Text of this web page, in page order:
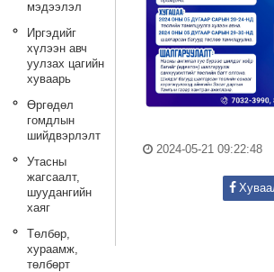
мэдээлэл
Иргэдийг
хүлээн авч
уулзах цагийн
хуваарь
Өргөдөл
гомдлын
шийдвэрлэлт
Утасны
жагсаалт,
шуудангийн
хаяг
Төлбөр,
хураамж,
төлбөрт
2024-05-21 09:22:48